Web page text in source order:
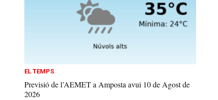
EL TEMPS
Previsió de l’AEMET a Amposta avui 10 de Agost de
2026